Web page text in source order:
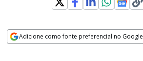
Adicione como fonte preferencial no Google